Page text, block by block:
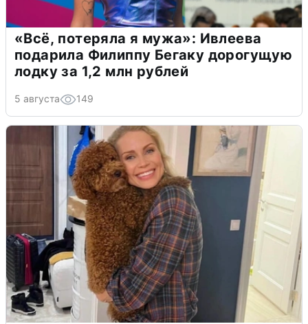
«Всё, потеряла я мужа»: Ивлеева
подарила Филиппу Бегаку дорогущую
лодку за 1,2 млн рублей
5 августа 149